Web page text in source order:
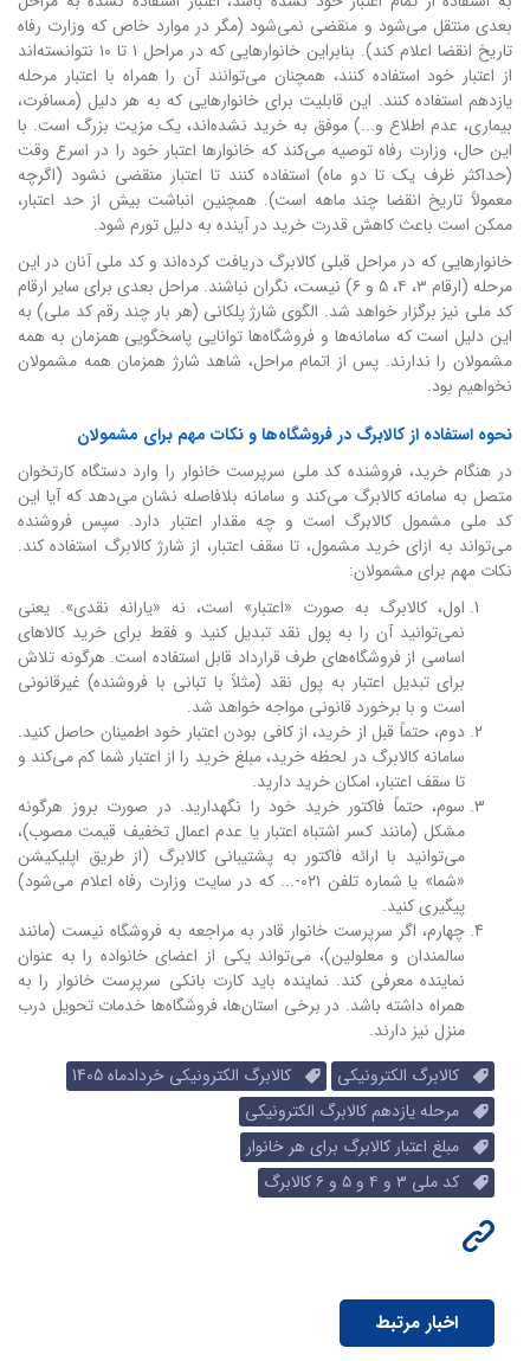
بعدی منتقل می‌شود و منقضی نمی‌شود (مگر در موارد خاص که وزارت رفاه
تاریخ انقضا اعلام کند). بنابراین خانوارهایی که در مراحل ۱ تا ۱۰ نتوانسته‌اند
از اعتبار خود استفاده کنند، همچنان می‌توانند آن را همراه با اعتبار مرحله
یازدهم استفاده کنند. این قابلیت برای خانوارهایی که به هر دلیل (مسافرت،
بیماری، عدم اطلاع و...) موفق به خرید نشده‌اند، یک مزیت بزرگ است. با
این حال، وزارت رفاه توصیه می‌کند که خانوارها اعتبار خود را در اسرع وقت
(حداکثر ظرف یک تا دو ماه) استفاده کنند تا اعتبار منقضی نشود (اگرچه
معمولاً تاریخ انقضا چند ماهه است). همچنین انباشت بیش از حد اعتبار،
ممکن است باعث کاهش قدرت خرید در آینده به دلیل تورم شود.
خانوارهایی که در مراحل قبلی کالابرگ دریافت کرده‌اند و کد ملی آنان در این
مرحله (ارقام ۳، ۴، ۵ و ۶) نیست، نگران نباشند. مراحل بعدی برای سایر ارقام
کد ملی نیز برگزار خواهد شد. الگوی شارژ پلکانی (هر بار چند رقم کد ملی) به
این دلیل است که سامانه‌ها و فروشگاه‌ها توانایی پاسخگویی همزمان به همه
مشمولان را ندارند. پس از اتمام مراحل، شاهد شارژ همزمان همه مشمولان
نخواهیم بود.
نحوه استفاده از کالابرگ در فروشگاه‌ها و نکات مهم برای مشمولان
در هنگام خرید، فروشنده کد ملی سرپرست خانوار را وارد دستگاه کارتخوان
متصل به سامانه کالابرگ می‌کند و سامانه بلافاصله نشان می‌دهد که آیا این
کد ملی مشمول کالابرگ است و چه مقدار اعتبار دارد. سپس فروشنده
می‌تواند به ازای خرید مشمول، تا سقف اعتبار، از شارژ کالابرگ استفاده کند.
نکات مهم برای مشمولان:
اول، کالابرگ به صورت «اعتبار» است، نه «یارانه نقدی». یعنی
نمی‌توانید آن را به پول نقد تبدیل کنید و فقط برای خرید کالاهای
اساسی از فروشگاه‌های طرف قرارداد قابل استفاده است. هرگونه تلاش
برای تبدیل اعتبار به پول نقد (مثلاً با تبانی با فروشنده) غیرقانونی
است و با برخورد قانونی مواجه خواهد شد.
دوم، حتماً قبل از خرید، از کافی بودن اعتبار خود اطمینان حاصل کنید.
سامانه کالابرگ در لحظه خرید، مبلغ خرید را از اعتبار شما کم می‌کند و
تا سقف اعتبار، امکان خرید دارید.
سوم، حتماً فاکتور خرید خود را نگهدارید. در صورت بروز هرگونه
مشکل (مانند کسر اشتباه اعتبار یا عدم اعمال تخفیف قیمت مصوب)،
می‌توانید با ارائه فاکتور به پشتیبانی کالابرگ (از طریق اپلیکیشن
«شما» یا شماره تلفن ۰۲۱-... که در سایت وزارت رفاه اعلام می‌شود)
پیگیری کنید.
چهارم، اگر سرپرست خانوار قادر به مراجعه به فروشگاه نیست (مانند
سالمندان و معلولین)، می‌تواند یکی از اعضای خانواده را به عنوان
نماینده معرفی کند. نماینده باید کارت بانکی سرپرست خانوار را به
همراه داشته باشد. در برخی استان‌ها، فروشگاه‌ها خدمات تحویل درب
منزل نیز دارند.
کالابرگ الکترونیکی
کالابرگ الکترونیکی خردادماه 1405
مرحله یازدهم کالابرگ الکترونیکی
مبلغ اعتبار کالابرگ برای هر خانوار
کد ملی ۳ و ۴ و ۵ و ۶ کالابرگ
اخبار مرتبط